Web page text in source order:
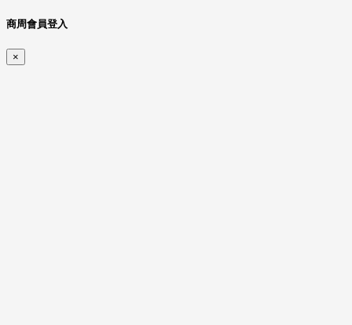
商周會員登入
×